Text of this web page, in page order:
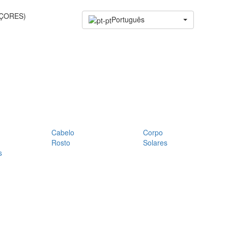
Português
Cabelo
Corpo
Rosto
Solares